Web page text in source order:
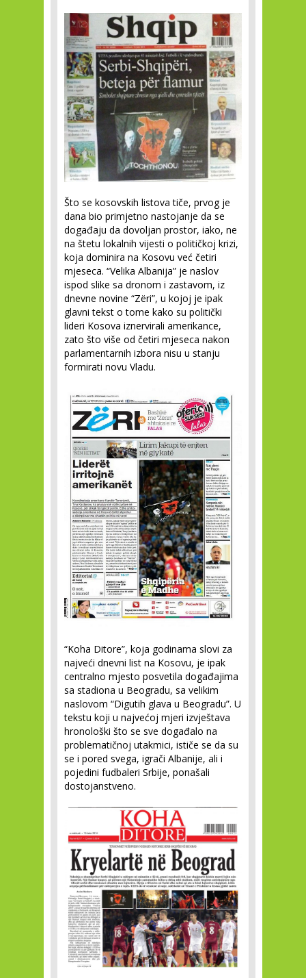
Što se kosovskih listova tiče, prvog je
dana bio primjetno nastojanje da se
događaju da dovoljan prostor, iako, ne
na štetu lokalnih vijesti o političkoj krizi,
koja dominira na Kosovu već četiri
mjeseca. “Velika Albanija” je naslov
ispod slike sa dronom i zastavom, iz
dnevne novine “Zëri”, u kojoj je ipak
glavni tekst o tome kako su politički
lideri Kosova iznervirali amerikance,
zato što više od četiri mjeseca nakon
parlamentarnih izbora nisu u stanju
formirati novu Vladu.
“Koha Ditore”, koja godinama slovi za
najveći dnevni list na Kosovu, je ipak
centralno mjesto posvetila događajima
sa stadiona u Beogradu, sa velikim
naslovom “Digutih glava u Beogradu”. U
tekstu koji u najvećoj mjeri izvještava
hronološki što se sve događalo na
problematičnoj utakmici, ističe se da su
se i pored svega, igrači Albanije, ali i
pojedini fudbaleri Srbije, ponašali
dostojanstveno.